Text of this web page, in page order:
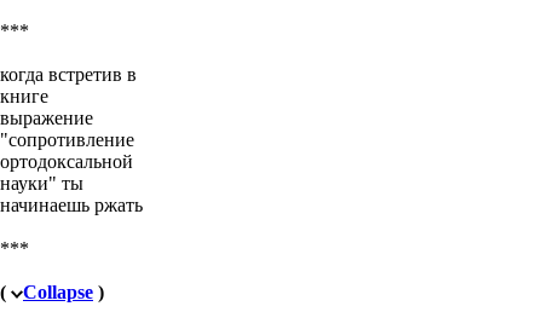
***
когда встретив в
книге
выражение
"сопротивление
ортодоксальной
науки" ты
начинаешь ржать
***
( Collapse )